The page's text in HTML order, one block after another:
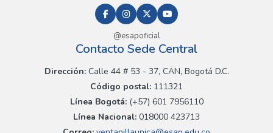
@esapoficial
Contacto Sede Central
Dirección:Calle 44 # 53 - 37, CAN, Bogotá D.C.
Código postal: 111321
Línea Bogotá:(+57) 601 7956110
Línea Nacional: 018000 423713